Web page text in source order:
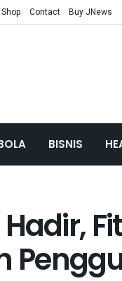
Shop Contact Buy JNews
BISNIS